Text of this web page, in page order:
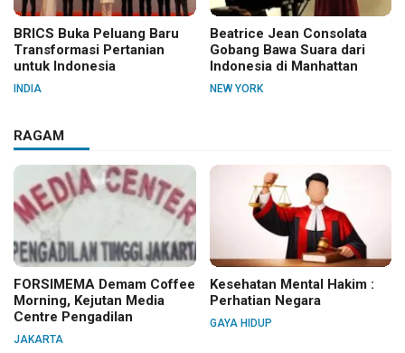
BRICS Buka Peluang Baru
Transformasi Pertanian
untuk Indonesia
INDIA
Beatrice Jean Consolata
Gobang Bawa Suara dari
Indonesia di Manhattan
NEW YORK
RAGAM
FORSIMEMA Demam Coffee
Morning, Kejutan Media
Centre Pengadilan
JAKARTA
Kesehatan Mental Hakim :
Perhatian Negara
GAYA HIDUP